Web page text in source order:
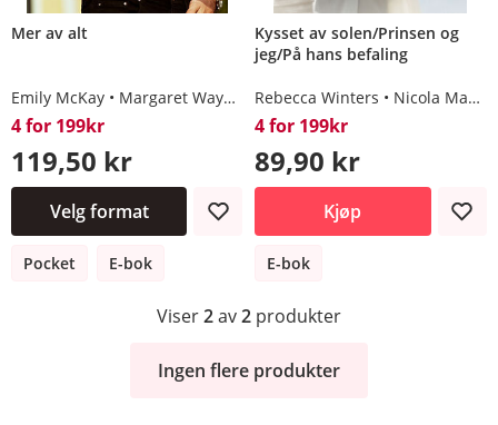
Mer av alt
Emily McKay Margaret Way Kathie DeNosky Robyn Donald
4 for 199kr
119,50 kr
Velg format
Pocket E-bok
Kysset av solen/Prinsen og
jeg/På hans befaling
Rebecca Winters Nicola Marsh
4 for 199kr
89,90 kr
Kjøp
E-bok
Viser2av2 produkter
Ingen flere produkter